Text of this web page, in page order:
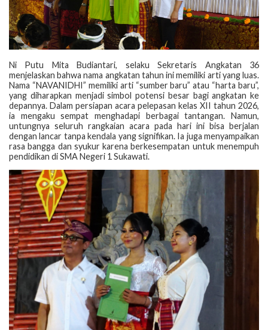
‎Ni Putu Mita Budiantari, selaku Sekretaris Angkatan 36
menjelaskan bahwa nama angkatan tahun ini memiliki arti yang luas.
Nama “NAVANIDHI” memiliki arti “sumber baru” atau “harta baru”,
yang diharapkan menjadi simbol potensi besar bagi angkatan ke
depannya. Dalam persiapan acara pelepasan kelas XII tahun 2026,
ia mengaku sempat menghadapi berbagai tantangan. Namun,
untungnya seluruh rangkaian acara pada hari ini bisa berjalan
dengan lancar tanpa kendala yang signifikan. Ia juga menyampaikan
rasa bangga dan syukur karena berkesempatan untuk menempuh
pendidikan di SMA Negeri 1 Sukawati.